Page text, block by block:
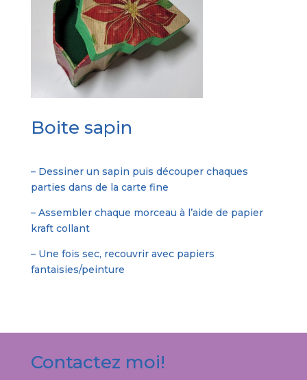
Boite sapin
– Dessiner un sapin puis découper chaques
parties dans de la carte fine
– Assembler chaque morceau à l’aide de papier
kraft collant
– Une fois sec, recouvrir avec papiers
fantaisies/peinture
Contactez moi!